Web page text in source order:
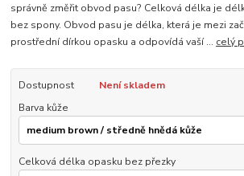
správně změřit obvod pasu? Celková délka je
bez spony. Obvod pasu je délka, která je mezi
prostřední dírkou opasku a odpovídá vaší ... celý
Dostupnost
Není skladem
Barva kůže
Celková délka opasku bez přezky